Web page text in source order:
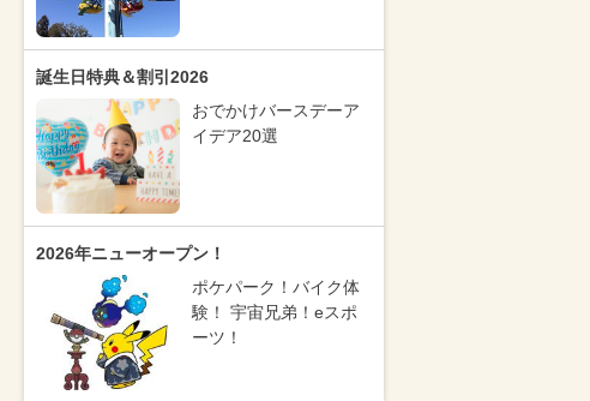
誕生日特典＆割引2026
おでかけバースデーア
イデア20選
2026年ニューオープン！
ポケパーク！バイク体
験！ 宇宙兄弟！eスポ
ーツ！